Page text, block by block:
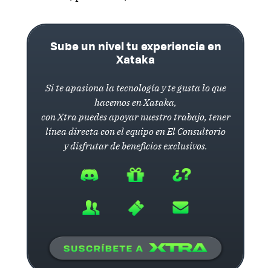
Sube un nivel tu experiencia en
Xataka
Si te apasiona la tecnología y te gusta lo que
hacemos en Xataka,
con Xtra puedes apoyar nuestro trabajo, tener
línea directa con el equipo en El Consultorio
y disfrutar de beneficios exclusivos.